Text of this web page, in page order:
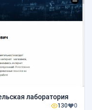
лаборатория
130 0